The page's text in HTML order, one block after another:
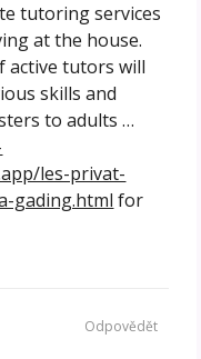
tutoring services
at the house.
active tutors will
skills and
to adults …
les-privat-
gading.html for
Odpovědět